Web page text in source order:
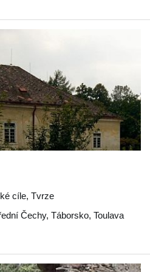
cíle, Tvrze
Čechy, Táborsko, Toulava